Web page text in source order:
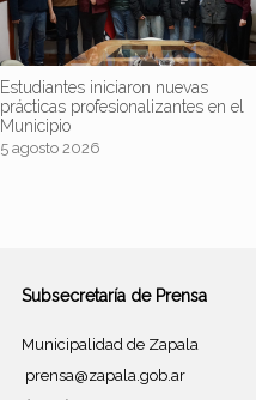
Estudiantes iniciaron nuevas
prácticas profesionalizantes en el
Municipio
5 agosto 2026
Subsecretaría de Prensa
Municipalidad de Zapala
prensa@zapala.gob.ar